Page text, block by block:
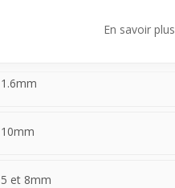
En savoir plus
1.6mm
10mm
5 et 8mm